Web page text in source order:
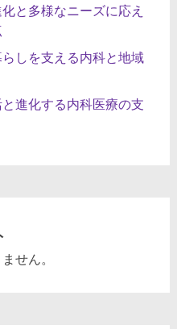
と多様なニーズに応え
しを支える内科と地域
進化する内科医療の支
せん。